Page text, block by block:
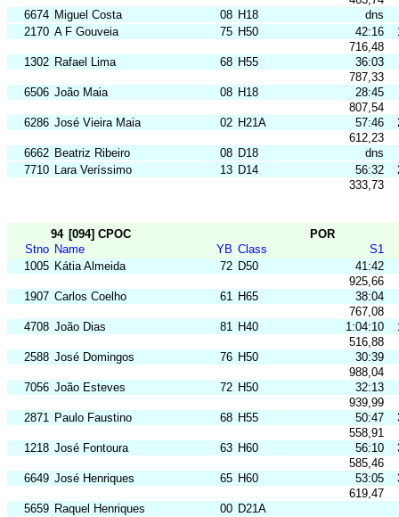
6674 Miguel Costa 08 H18
dns
2170 A F Gouveia 75 H50 42:16
716,48
1302 Rafael Lima 68 H55
36:03
787,33
6506 João Maia 08 H18
28:45
807,54
6286 José Vieira Maia 02 H21A 57:46
612,23
6662 Beatriz Ribeiro 08 D18
dns
7710 Lara Veríssimo 13 D14 56:32
333,73
94 [094] CPOC
POR
Stno Name YB Class
S1
1005 Kátia Almeida 72 D50
41:42
925,66
1907 Carlos Coelho 61 H65
38:04
767,08
4708 João Dias 81 H40 1:04:10
516,88
2588 José Domingos 76 H50
30:39
988,04
7056 João Esteves 72 H50
32:13
939,99
2871 Paulo Faustino 68 H55 50:47
558,91
1218 José Fontoura 63 H60 56:10
585,46
6649 José Henriques 65 H60 53:05
619,47
5659 Raquel Henriques 00 D21A